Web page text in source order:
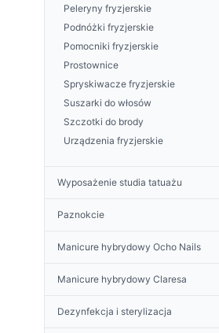
Peleryny fryzjerskie
Podnóżki fryzjerskie
Pomocniki fryzjerskie
Prostownice
Spryskiwacze fryzjerskie
Suszarki do włosów
Uchwyty na suszarkę
Szczotki do brody
Urządzenia fryzjerskie
Urządzenia CODOS
Urządzenia WAHL
Wyposażenie studia tatuażu
Taborety do tatuażu
Oświetlenie do tatuażu
tatuażu
Paznokcie
Biurka do manicure
Formy do żelu
Lampy LED i UV do paznokci
Manicure hybrydowy Ocho Nails
Lakiery hybrydowe Ocho Nails
Płyny i preparaty Ocho Nails
Manicure hybrydowy Claresa
Lakiery hybrydowe Claresa
Dezynfekcja i sterylizacja